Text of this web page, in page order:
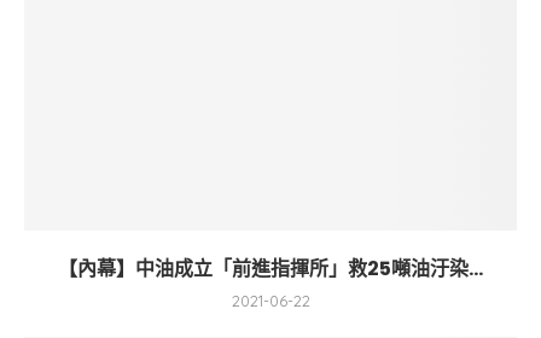
【內幕】中油成立「前進指揮所」救25噸油汙染...
2021-06-22